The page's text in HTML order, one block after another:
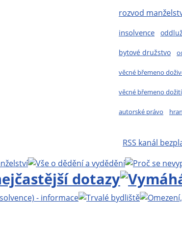
rozvod
insolvence
bytové družstvo
věcné břemeno
věcné břemeno dožití
autorské právo
RSS kanál